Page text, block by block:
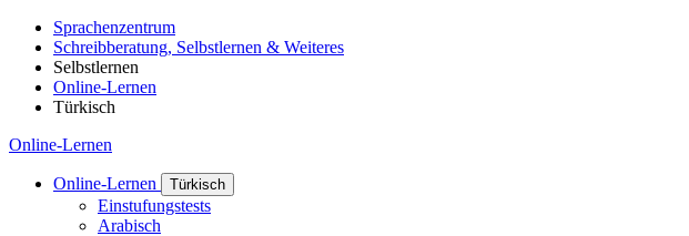
Sprachenzentrum
Schreibberatung, Selbstlernen & Weiteres
Selbstlernen
Online-Lernen
Türkisch
Online-Lernen
Online-Lernen Türkisch
Einstufungstests
Arabisch